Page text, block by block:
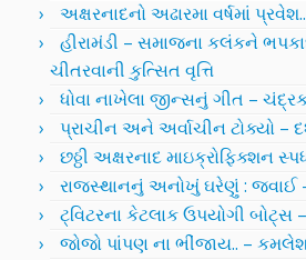
અક્ષરનાદનો અઢારમા વર્ષમાં પ્રવેશ..
હીરામંડી – સમાજના કલંકને
ચીતરવાની કુત્સિત વૃત્તિ
ધોવા નાખેલા જીન્સનું ગીત –
પ્રાચીન અને અર્વાચીન ટોક્યો –
છઠ્ઠી અક્ષરનાદ માઇક્રોફિક્શન
રાજસ્થાનનું અનોખું ઘરેણું : જવાઈ –
ટ્વિટરના કેટલાક ઉપયોગી
જોજો પાંપણ ના ભીંજાય.. –